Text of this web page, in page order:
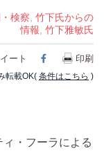
検察 竹下氏からの
情報 竹下雅敏氏
ート Facebook
印刷
転載OK( 条件はこちら )
・フーラによる